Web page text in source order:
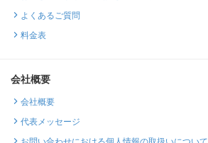
よくあるご質問
料金表
会社概要
会社概要
代表メッセージ